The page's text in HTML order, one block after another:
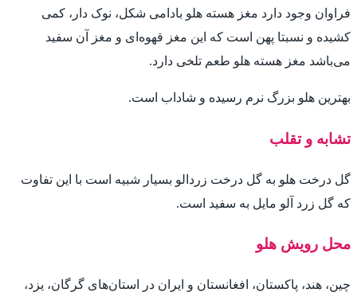
فراوان وجود دارد مغز هسته هلو بادامی شکل، نوک دار، کمی
کشیده و نسبتا پهن است که این مغز قهوه‌ای و مغز آن سفید
می‌باشد مغز هسته هلو طعم تلخی دارد.
بهترین هلو بزرگ نرم رسیده و شاداب است.
تشابه و تقلب
گل درخت هلو به گل درخت زردالو بسیار شبیه است با این تفاوت
که گل زرد آلو مایل به سفید است.
محل رویش هلو
چین، هند، پاکستان، افغانستان و ایران در استان‌های گرگان، یزد،